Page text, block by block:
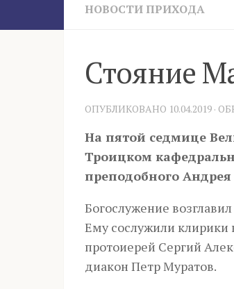
НОВОСТИ ПРИХОДА
Стояние
ОПУБЛИКОВАНО 10.04.2019 ·
На пятой седмице
Троицком
преподобного Андрея
Богослужение
Ему сослужили клирики
протоиерей Сергий
диакон Петр Муратов.